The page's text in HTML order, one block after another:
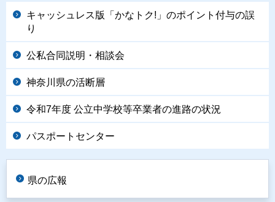
キャッシュレス版「かなトク!」のポイント付与の誤
り
公私合同説明・相談会
神奈川県の活断層
令和7年度 公立中学校等卒業者の進路の状況
パスポートセンター
県の広報